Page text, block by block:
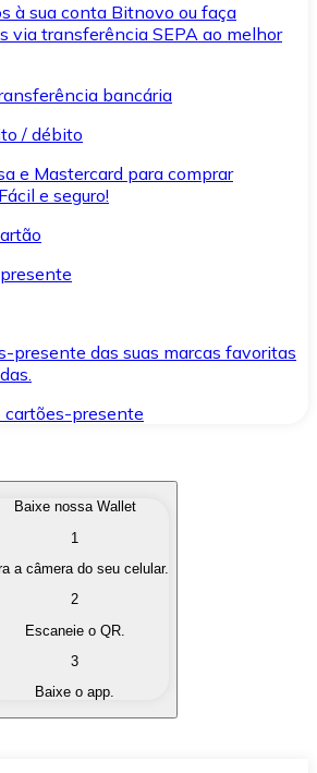
à sua conta Bitnovo ou faça
via transferência SEPA ao melhor
bancária
/ débito
e Mastercard para comprar
e seguro!
presente das suas marcas favoritas
cartões-presente
de seu interesse de forma
criptomoedas em moeda fiduciária
por outra
Baixe nossa Wallet
1
a câmera do seu celular.
2
Escaneie o QR.
3
Baixe o app.